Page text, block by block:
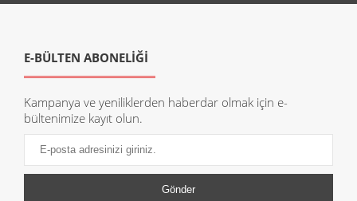
E-BÜLTEN ABONELİĞİ
Kampanya ve yeniliklerden haberdar olmak için e-
bültenimize kayıt olun.